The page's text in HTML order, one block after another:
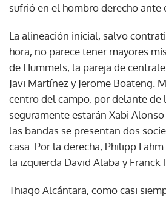
sufrió en el hombro derecho ante
La alineación inicial, salvo
hora, no parece tener mayores
de Hummels, la pareja de
Javi Martínez y Jerome Boateng.
centro del campo, por delante de
seguramente estarán Xabi
las bandas se presentan dos
casa. Por la derecha, Philipp
la izquierda David Alaba y Franck
Thiago Alcántara, como casi